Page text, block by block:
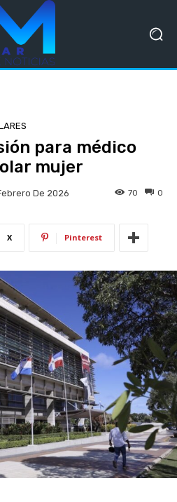
para médico
mujer
De 2026 0
70
X Pinterest